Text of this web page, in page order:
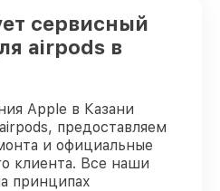
сервисный
airpods в
Apple в Казани
предоставляем
и официальные
клиента. Все наши
принципах